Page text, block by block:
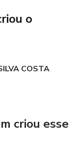
o
COSTA
criou esse